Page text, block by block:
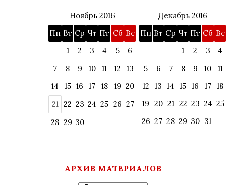
Ноябрь 2016
Пн Вт Ср Чт Пт Сб Вс
1
2 3 4 5
6
7
8 9 10 11 12
13
14
15 16 17 18 19 20
21 22 23 24 25 26 27
28 29 30
Декабрь 2016
Пн Вт Ср Чт Пт Сб Вс
1
2 3
4
5
6 7 8 9 10
11
12
13 14 15 16 17
18
19 20 21 22 23 24 25
26 27 28 29 30 31
АРХИВ МАТЕРИАЛОВ